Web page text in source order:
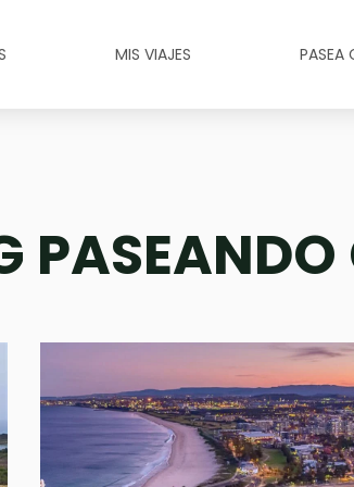
MIS VIAJES PASEA